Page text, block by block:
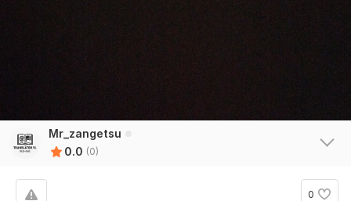
Mr_zangetsu
0.0 (0)
0